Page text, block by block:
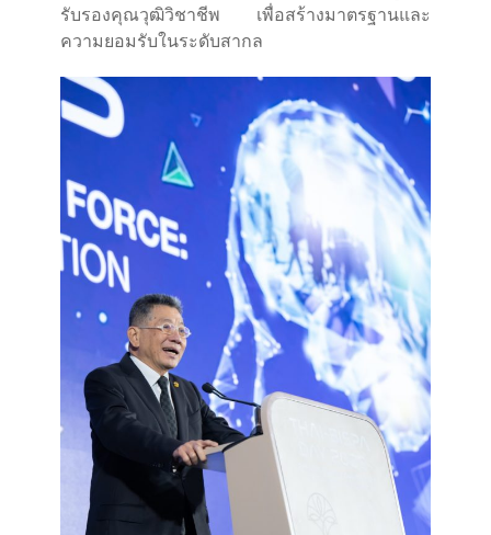
รับรองคุณวุฒิวิชาชีพ เพื่อสร้างมาตรฐานและ
ความยอมรับในระดับสากล